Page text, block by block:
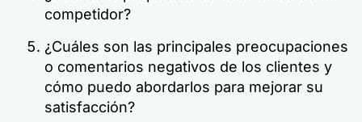
competidor?
¿Cuáles son las principales preocupaciones
o comentarios negativos de los clientes y
cómo puedo abordarlos para mejorar su
satisfacción?